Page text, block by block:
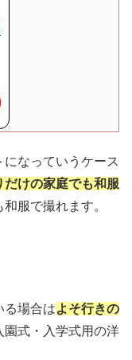
なっていうケース
だけの家庭でも和服
服で撮れます。
る場合はよそ行きの
園式・入学式用の洋